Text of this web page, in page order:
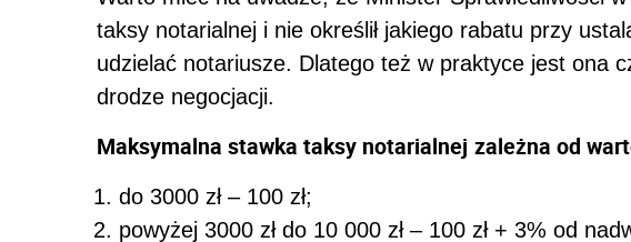
taksy notarialnej i nie określił jakiego rabatu przy
udzielać notariusze. Dlatego też w praktyce jest ona
drodze negocjacji.
Maksymalna stawka taksy notarialnej zależna od
do 3000 zł – 100 zł;
powyżej 3000 zł do 10 000 zł – 100 zł + 3% od